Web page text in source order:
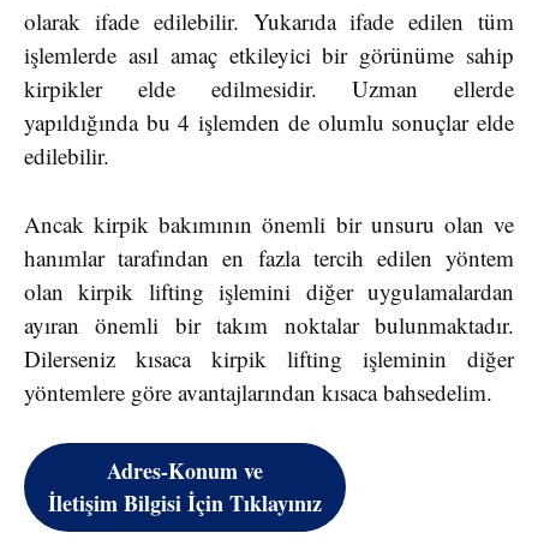
olarak ifade edilebilir. Yukarıda ifade edilen tüm
işlemlerde asıl amaç etkileyici bir görünüme sahip
kirpikler elde edilmesidir. Uzman ellerde
yapıldığında bu 4 işlemden de olumlu sonuçlar elde
edilebilir.
Ancak kirpik bakımının önemli bir unsuru olan ve
hanımlar tarafından en fazla tercih edilen yöntem
olan kirpik lifting işlemini diğer uygulamalardan
ayıran önemli bir takım noktalar bulunmaktadır.
Dilerseniz kısaca kirpik lifting işleminin diğer
yöntemlere göre avantajlarından kısaca bahsedelim.
Adres-Konum ve
İletişim Bilgisi İçin Tıklayınız